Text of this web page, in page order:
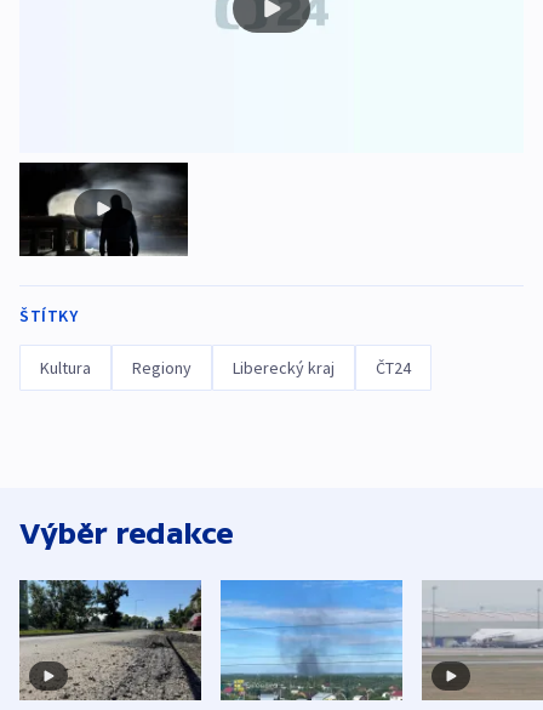
ŠTÍTKY
Kultura Regiony Liberecký kraj ČT24
Výběr redakce